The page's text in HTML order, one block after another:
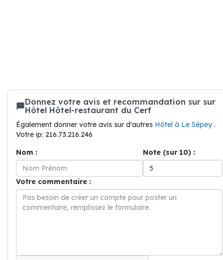
Donnez votre avis et recommandation sur sur
Hôtel Hôtel-restaurant du Cerf
Également donner votre avis sur d'autres Hôtel à Le Sépey.
Votre ip: 216.73.216.246
Nom :
Note (sur 10) :
Votre commentaire :